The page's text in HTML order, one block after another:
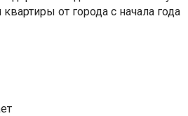
от города с начала года